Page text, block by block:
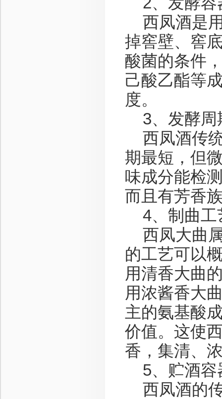
西凤酒是
掉窖壁、窖
酸菌的条件
己酸乙酯等
度。
3、发酵周
西凤酒传
期最短，但
味成分能检
而且有芳香
4、制曲工
西凤大曲
的工艺可以
用清香大曲
用浓酱香大
主的氨基酸
价值。这使
香，集清、
5、贮酒容
西凤酒的